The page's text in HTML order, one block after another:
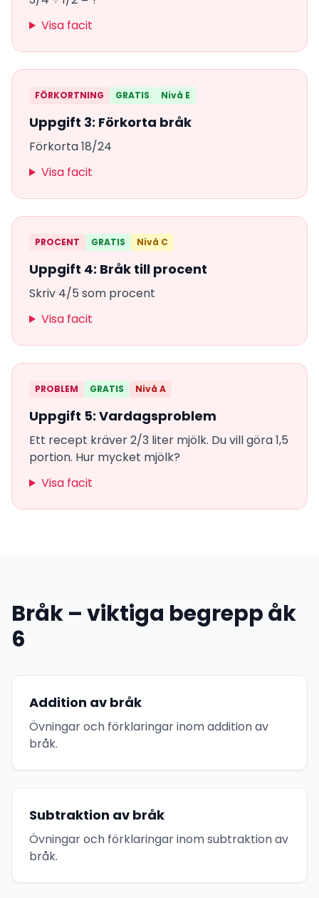
Visa facit
FÖRKORTNING GRATIS Nivå E
Uppgift 3: Förkorta bråk
Förkorta 18/24
Visa facit
PROCENT GRATIS Nivå C
Uppgift 4: Bråk till procent
Skriv 4/5 som procent
Visa facit
PROBLEM GRATIS Nivå A
Uppgift 5: Vardagsproblem
Ett recept kräver 2/3 liter mjölk. Du vill göra 1,5
portion. Hur mycket mjölk?
Visa facit
Bråk – viktiga begrepp åk
6
Addition av bråk
Övningar och förklaringar inom addition av
bråk.
Subtraktion av bråk
Övningar och förklaringar inom subtraktion av
bråk.